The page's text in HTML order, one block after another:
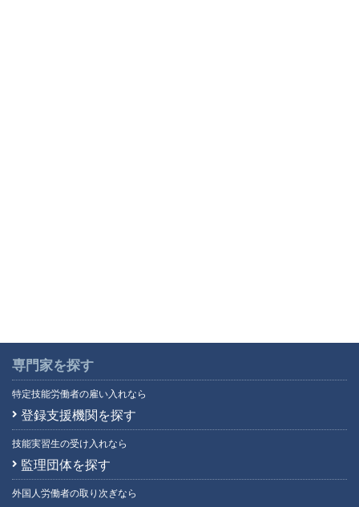
専門家を探す
特定技能労働者の雇い入れなら
登録支援機関を探す
技能実習生の受け入れなら
監理団体を探す
外国人労働者の取り次ぎなら